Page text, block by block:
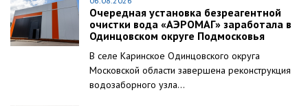
Очередная установка безреагентной
очистки вода «АЭРОМАГ» заработала в
Одинцовском округе Подмосковья
В селе Каринское Одинцовского округа
Московской области завершена реконструкция
водозаборного узла...